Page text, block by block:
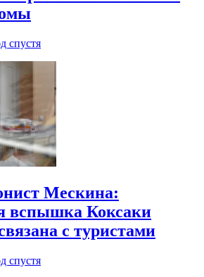
спустя
Мескина:
вспышка Коксаки
с туристами
спустя